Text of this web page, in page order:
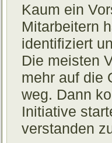
Kaum ein
Mitarbeitern
identifiziert
Die meisten
mehr auf die
weg. Dann
Initiative
verstanden